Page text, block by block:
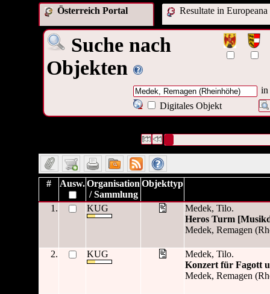
Österreich Portal Resultate in Europeana
Suche nach
Objekten
in
Digitales Objekt
# Ausw.Organisation
/ Sammlung
Objekttyp
1. KUG
Medek, Tilo.
Heros Turm
Medek, Remagen
2. KUG
Medek, Tilo.
Konzert für Fagott
Medek, Remagen